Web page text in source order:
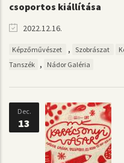
csoportos kiállítása
2022.12.16.
Képzőművészet , Szobrászat
Tanszék , Nádor Galéria
Dec.
13